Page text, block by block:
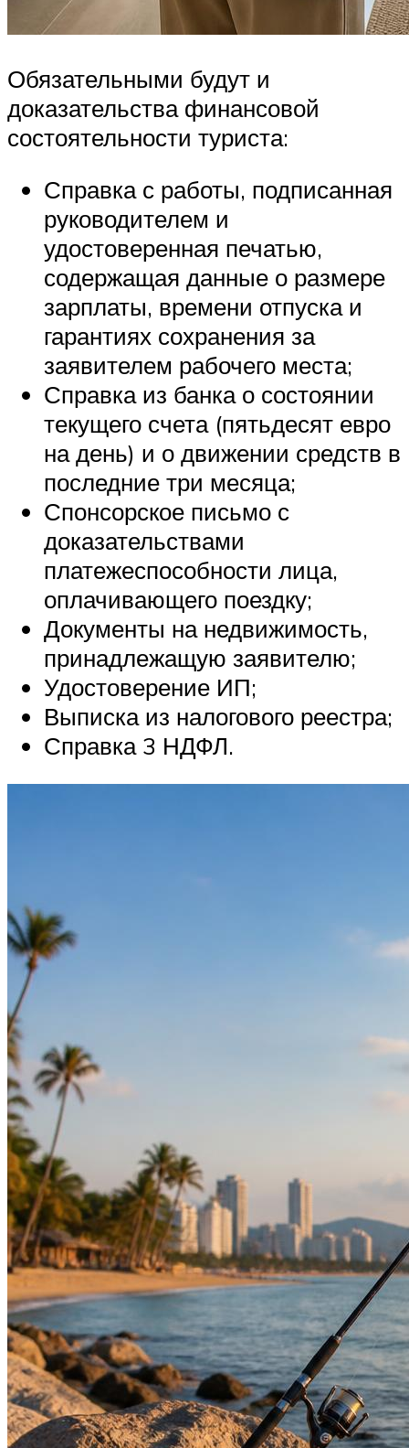
Обязательными будут и
доказательства финансовой
состоятельности туриста:
Справка с работы, подписанная
руководителем и
удостоверенная печатью,
содержащая данные о размере
зарплаты, времени отпуска и
гарантиях сохранения за
заявителем рабочего места;
Справка из банка о состоянии
текущего счета (пятьдесят евро
на день) и о движении средств в
последние три месяца;
Спонсорское письмо с
доказательствами
платежеспособности лица,
оплачивающего поездку;
Документы на недвижимость,
принадлежащую заявителю;
Удостоверение ИП;
Выписка из налогового реестра;
Справка 3 НДФЛ.